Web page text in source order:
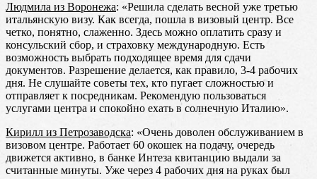
Людмила из Воронежа: «Решила сделать весной уже третью
итальянскую визу. Как всегда, пошла в визовый центр. Все
четко, понятно, слаженно. Здесь можно оплатить сразу и
консульский сбор, и страховку международную. Есть
возможность выбрать подходящее время для сдачи
документов. Разрешение делается, как правило, 3-4 рабочих
дня. Не слушайте советы тех, кто пугает сложностью и
отправляет к посредникам. Рекомендую пользоваться
услугами центра и спокойно ехать в солнечную Италию».
Кирилл из Петрозаводска: «Очень доволен обслуживанием в
визовом центре. Работает 60 окошек на подачу, очередь
движется активно, в банке Интеза квитанцию выдали за
считанные минуты. Уже через 4 рабочих дня на руках был